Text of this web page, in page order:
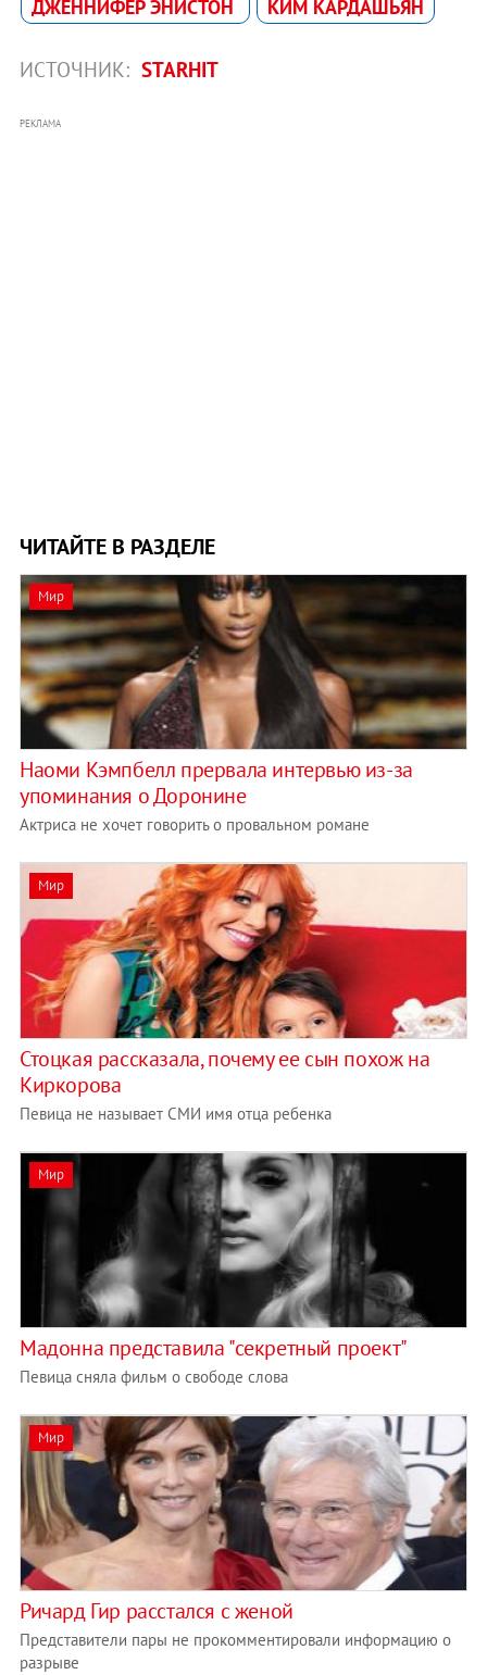
ДЖЕННИФЕР ЭНИСТОН КИМ КАРДАШЬЯН
ИСТОЧНИК: STARHIT
РЕКЛАМА
ЧИТАЙТЕ В РАЗДЕЛЕ
Мир
Наоми Кэмпбелл прервала интервью из-за
упоминания о Доронине
Актриса не хочет говорить о провальном романе
Мир
Стоцкая рассказала, почему ее сын похож на
Киркорова
Певица не называет СМИ имя отца ребенка
Мир
Мадонна представила "секретный проект"
Певица сняла фильм о свободе слова
Мир
Ричард Гир расстался с женой
Представители пары не прокомментировали информацию о
разрыве